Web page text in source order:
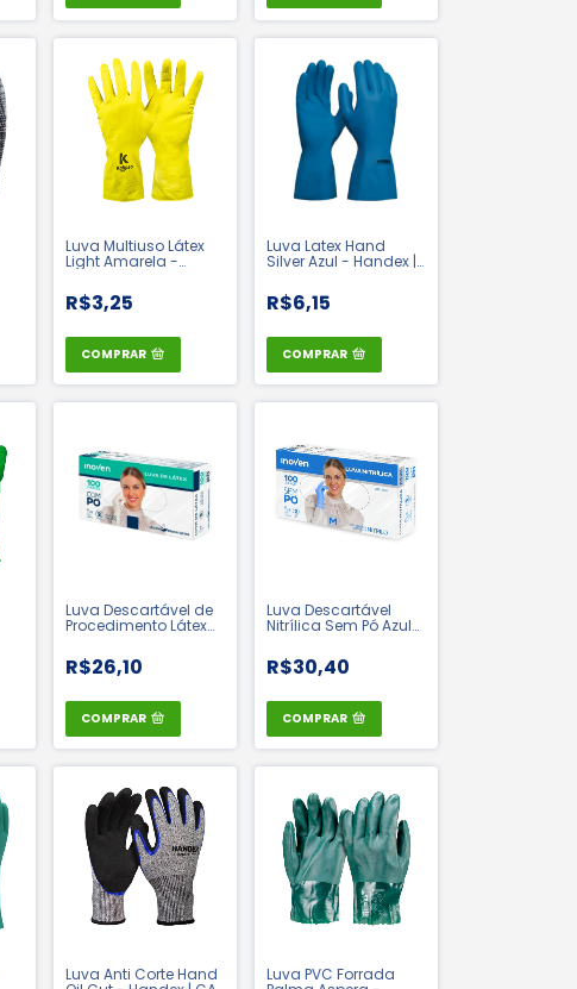
Luva Multiuso Látex
Light Amarela -
R$3,25
COMPRAR
Luva Latex Hand
Silver Azul - Handex |
R$6,15
COMPRAR
Luva Descartável de
Procedimento Látex
100 unidades -
Inoven | CA 52053
R$26,10
COMPRAR
Luva Descartável
Nitrílica Sem Pó Azul
45345
R$30,40
COMPRAR
Luva Anti Corte Hand Luva PVC Forrada